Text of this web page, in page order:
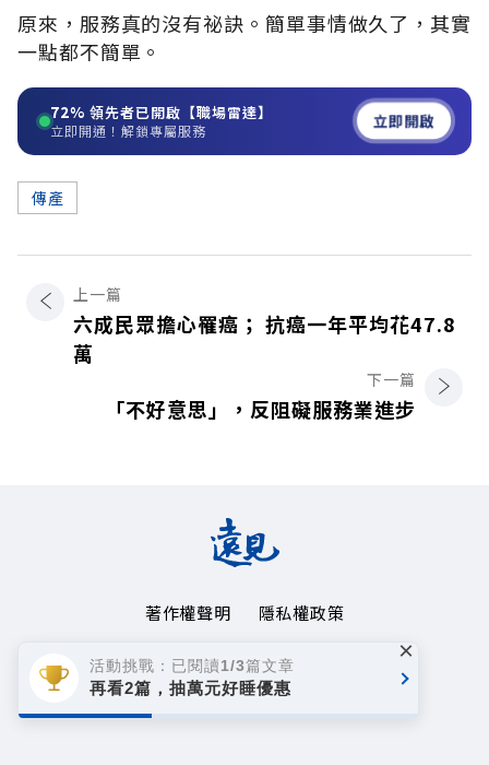
原來，服務真的沒有祕訣。簡單事情做久了，其實
一點都不簡單。
72% 領先者已開啟【職場雷達】
立即開通！解鎖專屬服務 立即開啟
傳產
上一篇
六成民眾擔心罹癌； 抗癌一年平均花47.8
萬
下一篇
「不好意思」，反阻礙服務業進步
著作權聲明
隱私權政策
Copyright© 1999~2026
遠見天下文化事業群. All rights reserved.
活動挑戰：已閱讀1/3篇文章
再看2篇，抽萬元好睡優惠
×